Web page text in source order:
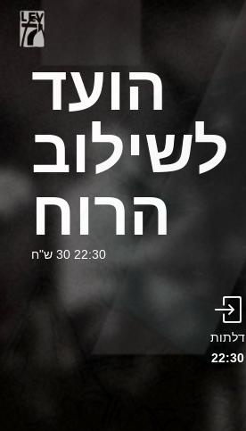
הועד
לשילוב
הרוח
22:30 30 ש"ח
דלתות
22:30